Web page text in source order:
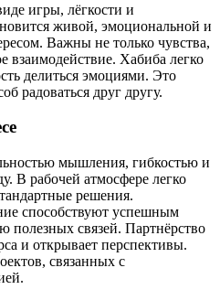
игры, лёгкости и
живой, эмоциональной и
Важны не только чувства,
взаимодействие. Хабиба легко
делиться эмоциями. Это
радоваться друг другу.
мышления, гибкостью и
В рабочей атмосфере легко
решения.
способствуют успешным
полезных связей. Партнёрство
и открывает перспективы.
связанных с